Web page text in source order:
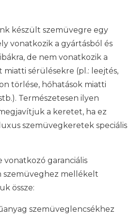
készült szemüvegre egy
vonatkozik a gyártásból és
de nem vonatkozik a
sérülésekre (pl.: leejtés,
törlése, hőhatások miatti
Természetesen ilyen
a keretet, ha ez
szemüvegkeretek speciális
vonatkozó garanciális
mellékelt
össze:
szemüveglencsékhez